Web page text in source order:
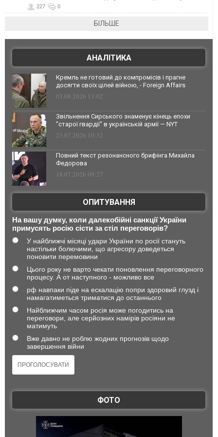
227 0
БІЛЬШЕ
АНАЛІТИКА
Кремль не готовий до компромісів і прагне
досягти своїх цілей війною, - Foreign Affairs
03.08.2026 13:02
Звільнення Сирського знаменує кінець епохи
"старої гвардії" в українській армії — NYT
23.07.2026 10:32
Повний текст резонансного брифінга Михайла
Федорова
18.07.2026 09:27
ОПИТУВАННЯ
На вашу думку, коли далекобійні санкції України
примусять росію сісти за стіл переговорів?
У найближчі місяці удари України по росії стануть
настільки болючими, що агресору доведеться
поновити перемовини
Цього року не варто чекати поновлення переговорного
процесу. А от наступного - можливо все
рф навпаки піде на ескалацію попри здоровий глузд і
намагатиметься триматися до останнього
Найближчим часом росія може погодитись на
переговори, але серйозних намірів росіяни не
матимуть
Вже давно не роблю жодних прогнозів щодо
завершення війни
ФОТО